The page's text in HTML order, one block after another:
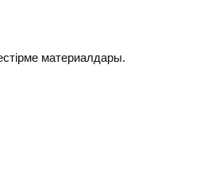
материалдары.